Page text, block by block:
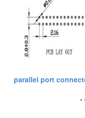
parallel port
,